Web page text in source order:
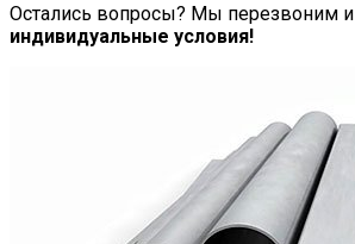
Остались вопросы? Мы перезвоним и
индивидуальные условия!